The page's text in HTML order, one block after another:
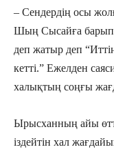
– Сендердің осы
Шың Сысайға барып
деп жатыр деп
кетті.” Ежелден
халықтың соңғы
Ырысханның айы
іздейтін хал